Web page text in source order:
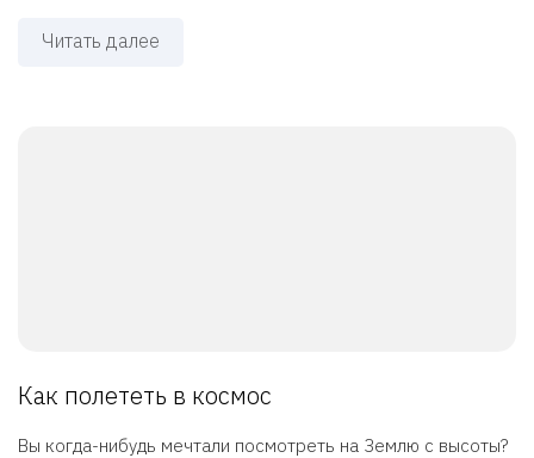
Читать далее
Как полететь в космос
Вы когда-нибудь мечтали посмотреть на Землю с высоты?